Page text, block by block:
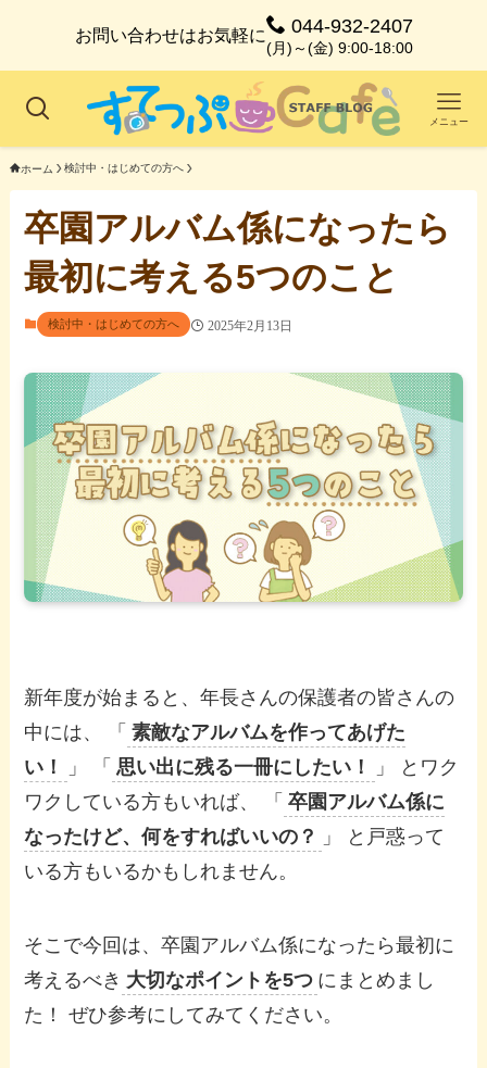
お問い合わせはお気軽に 044-932-2407
(月)～(金) 9:00-18:00
メニュー
ホーム 検討中・はじめての方へ
卒園アルバム係になったら
最初に考える5つのこと
検討中・はじめての方へ 2025年2月13日
新年度が始まると、年長さんの保護者の皆さんの
中には、 「 素敵なアルバムを作ってあげた
い！
」 「 思い出に残る一冊にしたい！
」 とワク
ワクしている方もいれば、 「 卒園アルバム係に
なったけど、何をすればいいの？
」 と戸惑って
いる方もいるかもしれません。
そこで今回は、卒園アルバム係になったら最初に
考えるべき 大切なポイントを5つ にまとめまし
た！ ぜひ参考にしてみてください。